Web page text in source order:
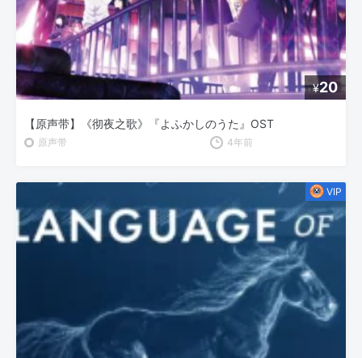
¥20
【原声带】《彻夜之歌》『よふかしのうた』OST
原声带 4年前